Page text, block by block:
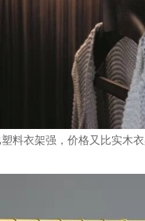
料衣架强，价格又比实木